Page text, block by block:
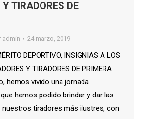
TIRADORES DE
admin 24 marzo, 2019
DEPORTIVO, INSIGNIAS A LOS
Y TIRADORES DE PRIMERA
hemos vivido una jornada
hemos podido brindar y dar las
nuestros tiradores más ilustres, con